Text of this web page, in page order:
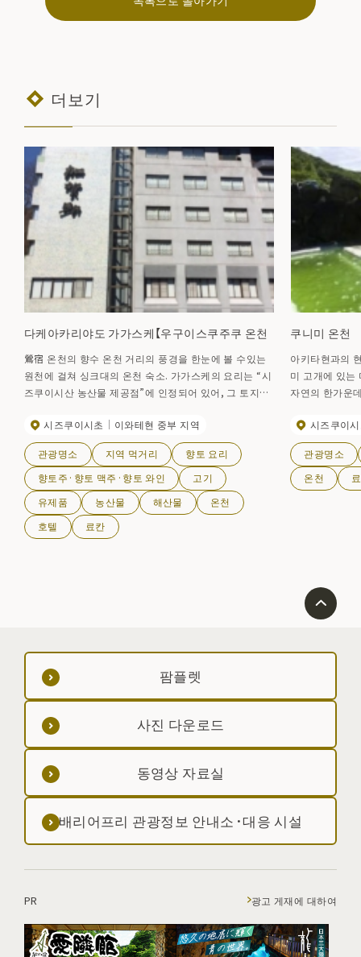
더보기
다케아카리야도 가가스케【우구이스쿠주쿠 온천
鶯宿 온천의 향수 온천 거리의 풍경을 한눈에 볼 수있는
원천에 걸쳐 싱크대의 온천 숙소. 가가스케의 요리는 “시
즈쿠이시산 농산물 제공점”에 인정되어 있어, 그 토지의
딘가 그리운 분위기가 남는 온천장에서 느긋한 시간을 보
내실 수 있습니다.
시즈쿠이시초 이와테현 중부 지역
관광명소 지역 먹거리
향토 요리
향토주·향토 맥주·향토 와인
고기
유제품
농산물 해산물
온천
호텔
료칸
쿠니미 온천
아키타현과의
미 고개에 있는
자연의 한가운
고마가다케나
를 초대하는
받고 있습니다.
소(당일치기)
형) 중성 고온
시즈쿠이
관광명소
온천
팜플렛
사진 다운로드
동영상 자료실
배리어프리 관광정보 안내소·대응 시설
PR 광고 게재에 대하여